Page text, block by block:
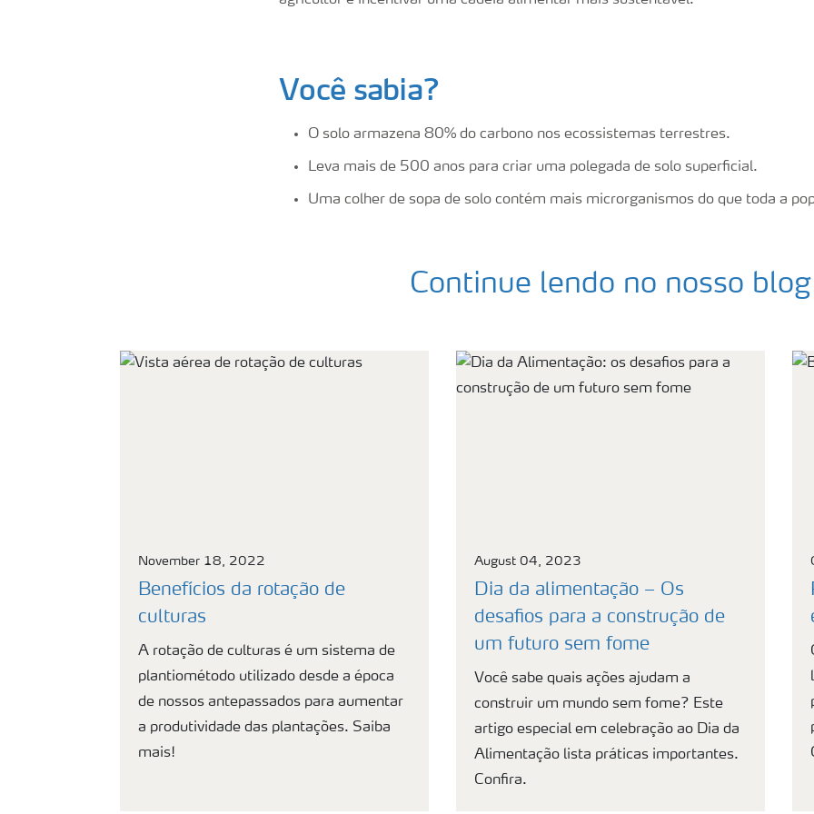
Você sabia?
O solo armazena 80% do carbono nos ecossistemas terrestres.
Leva mais de 500 anos para criar uma polegada de solo superficial.
Uma colher de sopa de solo contém mais microrganismos do que toda a
Continue lendo no nosso blog
November 18, 2022
Benefícios da rotação de
culturas
A rotação de culturas é um sistema de
plantiométodo utilizado desde a época
de nossos antepassados para aumentar
a produtividade das plantações. Saiba
mais!
August 04, 2023
Dia da alimentação – Os
desafios para a construção de
um futuro sem fome
Você sabe quais ações ajudam a
construir um mundo sem fome? Este
artigo especial em celebração ao Dia da
Alimentação lista práticas importantes.
Confira.